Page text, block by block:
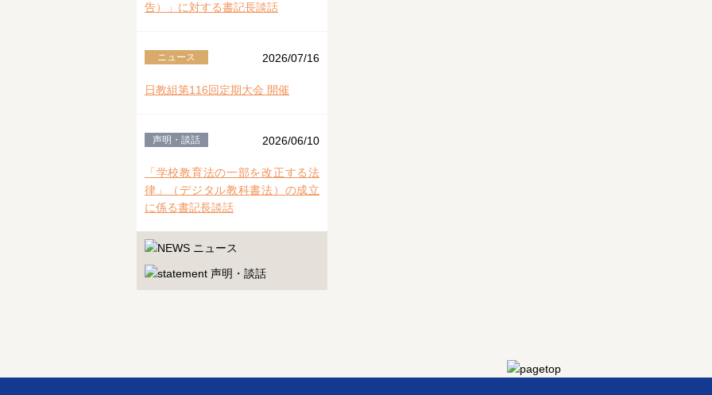
告）」に対する書記長談話
ニュース 2026/07/16
日教組第116回定期大会 開催
声明・談話 2026/06/10
「学校教育法の一部を改正する法
律」（デジタル教科書法）の成立
に係る書記長談話